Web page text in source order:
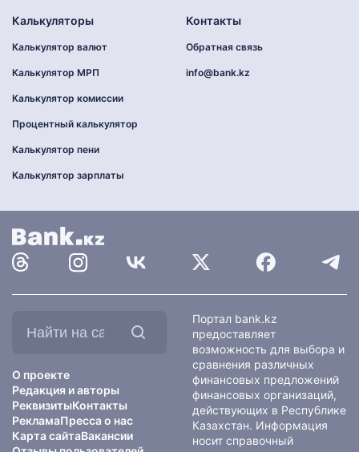
Калькуляторы
Калькулятор валют
Калькулятор МРП
Калькулятор комиссии
Процентный калькулятор
Калькулятор пени
Калькулятор зарплаты
Контакты
Обратная связь
info@bank.kz
О проекте
Редакция и авторы
РеквизитыКонтакты
РекламаПресса о нас
Карта сайтаВакансии
Портал bank.kz
предоставляет
возможность для выбора и
сравнения различных
финансовых предложений
финансовых организаций,
действующих в Республике
Казахстан. Информация
носит справочный